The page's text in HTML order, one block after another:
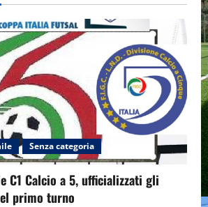
Senza categoria
C1 Calcio a 5, ufficializzati gli
primo turno